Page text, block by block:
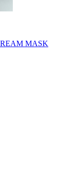
MASK